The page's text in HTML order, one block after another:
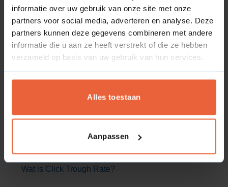
informatie over uw gebruik van onze site met onze
partners voor social media, adverteren en analyse. Deze
partners kunnen deze gegevens combineren met andere
informatie die u aan ze heeft verstrekt of die ze hebben
verzameld op basis van uw gebruik van hun services.
Alles toestaan
Aanpassen
Veelgestelde vragen
Wat is keyword difficulty?
Wat is crawl-delay?
Wat is een disallow richtlijn?
Wat is een opmerking in het robots.txt bestand?
Wat is een allow richtlijn?
Wat is een user-agent?
Wat is een wildcard?
Wat is Click Trough Rate?